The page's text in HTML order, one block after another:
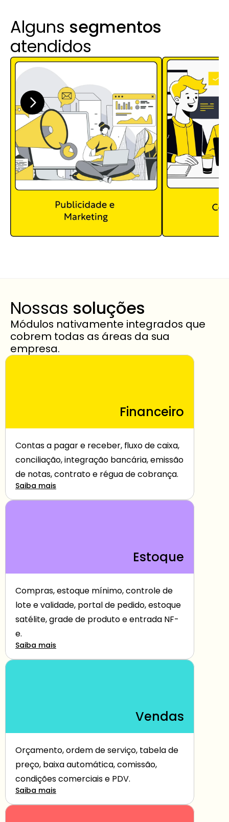
Alguns segmentos
atendidos
Nossas soluções
Módulos nativamente integrados que
cobrem todas as áreas da sua
empresa.
Financeiro
Contas a pagar e receber, fluxo de caixa,
conciliação, integração bancária, emissão
de notas, contrato e régua de cobrança.
Saiba mais
Estoque
Compras, estoque mínimo, controle de
lote e validade, portal de pedido, estoque
satélite, grade de produto e entrada NF-
e.
Saiba mais
Vendas
Orçamento, ordem de serviço, tabela de
preço, baixa automática, comissão,
condições comerciais e PDV.
Saiba mais